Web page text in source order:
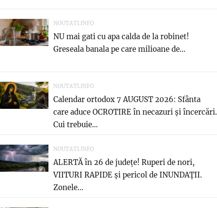
NOUTATI.INFO
NU mai gati cu apa calda de la robinet!
Greseala banala pe care milioane de...
NOUTATI.INFO
Calendar ortodox 7 AUGUST 2026: Sfânta
care aduce OCROTIRE în necazuri și încercări.
Cui trebuie...
NOUTATI.INFO
ALERTĂ în 26 de județe! Ruperi de nori,
VIITURI RAPIDE și pericol de INUNDAȚII.
Zonele...